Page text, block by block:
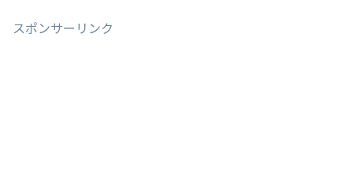
スポンサーリンク